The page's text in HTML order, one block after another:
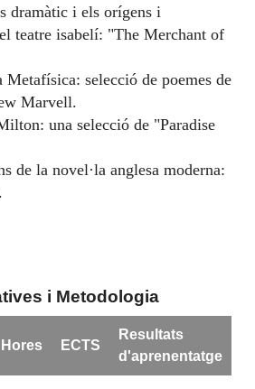
dramàtic i els orígens i
teatre isabelí: "The Merchant of
selecció de poemes de
Marvell.
una selecció de "Paradise
de la novel·la anglesa moderna:
i Metodologia
Hores ECTS
Resultats
d'aprenentatge